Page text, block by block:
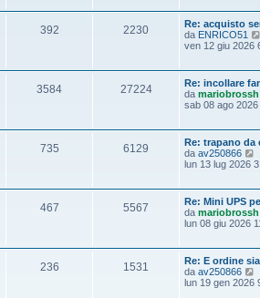
o
m
e
s
a
g
g
i
o
l
t
o
e
s
a
g
g
i
o
392 2230
Re: acquisto
da ENRICO51
ven 12 giu 2026
3584 27224
Re: incollare
da mariobrossh
sab 08 ago
735 6129
Re: trapano da
da av250866
e
l
t
i
o
m
s
lun 13 lug 2026
467 5567
Re: Mini UPS
da mariobrossh
lun 08 giu 2026
236 1531
Re: E ordine sia
da av250866
e
lun 19 gen 2026